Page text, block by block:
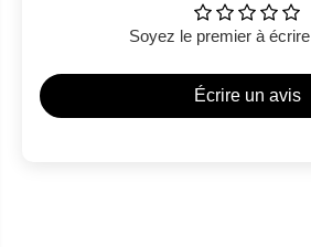
Soyez le premier à
Écrire un avis